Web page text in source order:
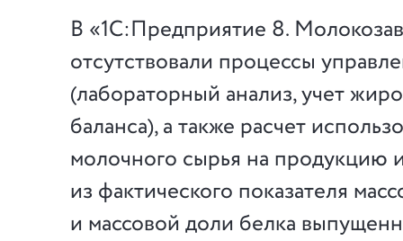
В «1С:Предприятие 8.
отсутствовали процессы
(лабораторный анализ, учет
баланса), а также расчет
молочного сырья на продукцию
из фактического показателя
и массовой доли белка